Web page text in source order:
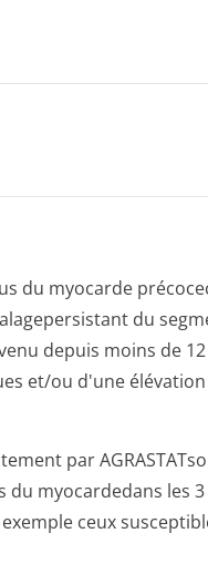
du myocarde
du
depuis moins de
et/ou d'une élévation
par
myocardedans les
ceux